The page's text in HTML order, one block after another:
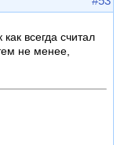
всегда считал
не менее,